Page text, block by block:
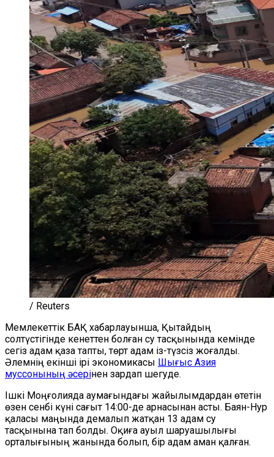
/ Reuters
Мемлекеттік БАҚ хабарлауынша, Қытайдың
солтүстігінде кенеттен болған су тасқынында кемінде
сегіз адам қаза тапты, төрт адам із-түзсіз жоғалды.
Әлемнің екінші ірі экономикасы Шығыс Азия
муссонының әсерінен зардап шегуде.
Ішкі Моңғолияда аумағындағы жайылымдардан өтетін
өзен сенбі күні сағыт 14:00-де арнасынан асты. Баян-Нур
қаласы маңында демалып жатқан 13 адам су
тасқынына тап болды. Оқиға ауыл шаруашылығы
орталығының жанында болып, бір адам аман қалған.